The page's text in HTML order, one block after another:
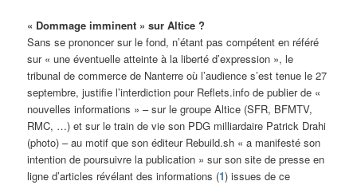
« Dommage imminent » sur Altice ?
Sans se prononcer sur le fond, n’étant pas compétent en référé
sur « une éventuelle atteinte à la liberté d’expression », le
tribunal de commerce de Nanterre où l’audience s’est tenue le 27
septembre, justifie l’interdiction pour Reflets.info de publier de «
nouvelles informations » – sur le groupe Altice (SFR, BFMTV,
RMC, …) et sur le train de vie son PDG milliardaire Patrick Drahi
(photo) – au motif que son éditeur Rebuild.sh « a manifesté son
intention de poursuivre la publication » sur son site de presse en
ligne d’articles révélant des informations (1) issues de ce